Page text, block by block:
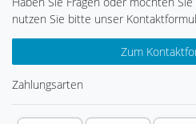
nutzen Sie bitte unser
Zum
Zahlungsarten